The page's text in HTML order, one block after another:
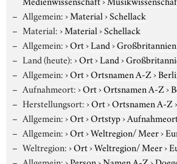
Allgemein:›Material›Schellack
Material:›Material›Schellack
Allgemein:›Ort›Land›Großbritannien
Land (heute):›Ort›Land›
Allgemein:›Ort›Ortsnamen A-Z›
Aufnahmeort:›Ort›Ortsnamen A-Z›
Herstellungsort:›Ort›Ortsnamen A-Z›
Allgemein:›Ort›Ortstyp›
Allgemein:›Ort›Weltregion/ Meer›
Weltregion:›Ort›Weltregion/ Meer›